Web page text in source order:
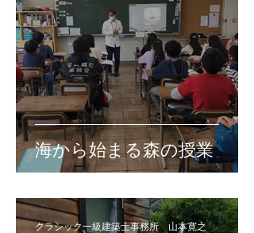
海から始まる森の授業
クラシック一級建築士事務所 山本寛之